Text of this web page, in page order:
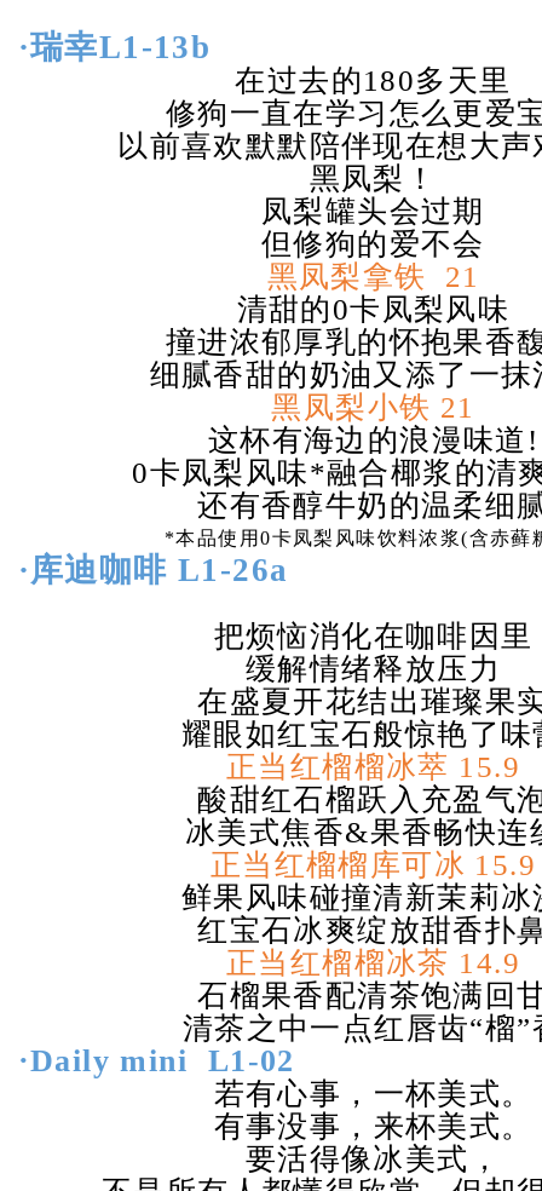
·瑞幸L1-13b
在过去的180多天里
修狗一直在学习怎么更爱
以前喜欢默默陪伴现在想大声
黑凤梨！
凤梨罐头会过期
但修狗的爱不会
黑凤梨拿铁
21
清甜的0卡凤梨风味
撞进浓郁厚乳的怀抱果香
细腻香甜的奶油又添了一抹
黑凤梨小铁 21
这杯有海边的浪漫味道 !
0卡凤梨风味*融合椰浆的清
还有香醇牛奶的温柔细
*本品使用0卡凤梨风味饮料浓浆(含赤藓
·库迪咖啡 L1-26a
把烦恼消化在咖啡因里
缓解情绪释放压力
在盛夏开花结出璀璨果
耀眼如红宝石般惊艳了味
正当红榴榴冰萃 15.9
酸甜红石榴跃入充盈气
冰美式焦香&果香畅快连
正当红榴榴库可冰 15.9
鲜果风味碰撞清新茉莉冰
红宝石冰爽绽放甜香扑
正当红榴榴冰茶 14.9
石榴果香配清茶饱满回
清茶之中一点红唇齿“榴”
·Daily mini L1-02
若有心事，一杯美式。
有事没事，来杯美式。
要活得像冰美式，